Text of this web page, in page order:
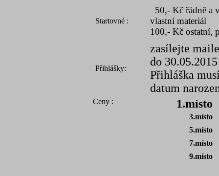
Startovné :
50,- Kč řádně a
vlastní materiál
100,- Kč ostatní,
Přihlášky:
zasílejte
do
Přihláška
datum
Ceny : 1.místo
3.místo
5.místo
7.místo
9.místo